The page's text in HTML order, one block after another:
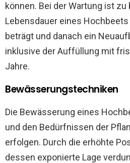
können. Bei der Wartung ist zu
Lebensdauer eines
beträgt und danach ein
inklusive der Auffüllung mit
Jahre.
Bewässerungstechniken
Die Bewässerung eines
und den Bedürfnissen der
erfolgen. Durch die erhöhte
dessen exponierte Lage